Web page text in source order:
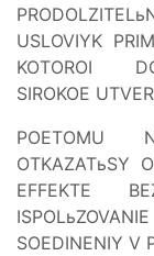
USLOVIYK
KOTOROI
SIROKOE
POETOMU
OTKAZATьSY
EFFEKTE
SOEDINENIY V